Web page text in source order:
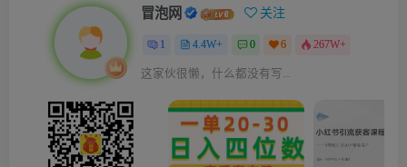
冒泡网 关注
1 4.4W+ 0 6 267W+
这家伙很懒，什么都没有写...